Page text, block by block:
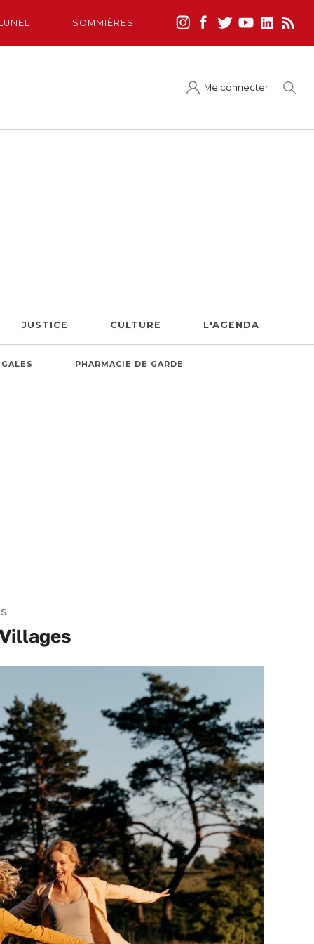
SOMMIÈRES
Me connecter
JUSTICE CULTURE L'AGENDA
PHARMACIE DE GARDE